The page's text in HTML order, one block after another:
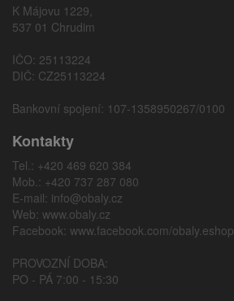
K Májovu 1229,
537 01 Chrudim
IČO: 25113224
DIČ: CZ25113224
Bankovní spojení: 107-1358950267/0100
Kontakty
Tel.: +420 469 620 384
Mob.: +420 737 287 080
E-mail: info@obaly.cz
Web: www.obaly.cz
Facebook: www.facebook.com/obaly.eshop
PROVOZNÍ DOBA:
PO - PÁ 7:00 - 15:30